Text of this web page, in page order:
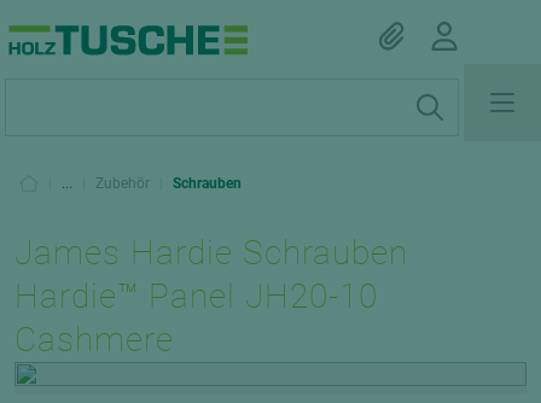
... Zubehör Schrauben
James Hardie Schrauben
Hardie™ Panel JH20-10
Cashmere